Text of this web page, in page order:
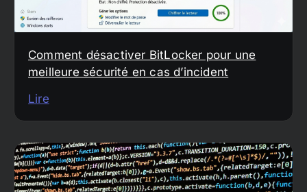
Comment désactiver BitLocker pour une
meilleure sécurité en cas d’incident
Lire